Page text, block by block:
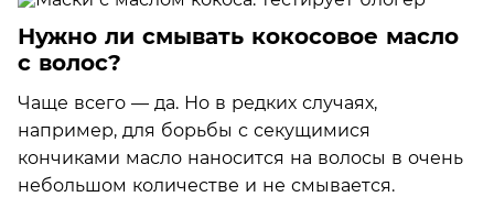
Нужно ли смывать кокосовое масло
с волос?
Чаще всего — да. Но в редких случаях,
например, для борьбы с секущимися
кончиками масло наносится на волосы в очень
небольшом количестве и не смывается.